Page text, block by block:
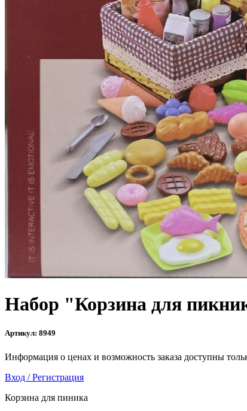
Набор "Корзина для
Артикул: 8949
Информация о ценах и возможность заказа доступны
Вход / Регистрация
Корзина для пиника